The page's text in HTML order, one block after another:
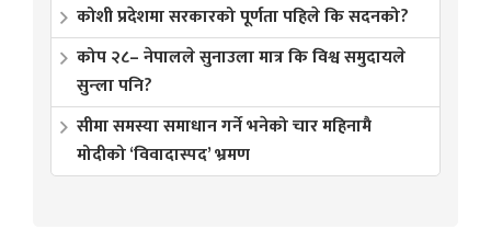
कोशी प्रदेशमा सरकारको पूर्णता पहिले कि सदनको?
कोप २८– नेपालले सुनाउला मात्र कि विश्व समुदायले
सुन्ला पनि?
सीमा समस्या समाधान गर्ने भनेको चार महिनामै
मोदीको ‘विवादास्पद’ भ्रमण